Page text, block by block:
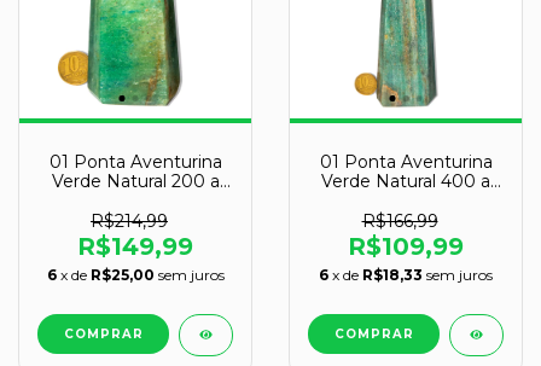
01 Ponta Aventurina
Verde Natural 200 a
R$214,99
R$149,99
6 x de R$25,00 sem juros
01 Ponta Aventurina
Verde Natural 400 a
R$166,99
R$109,99
6 x de R$18,33 sem juros